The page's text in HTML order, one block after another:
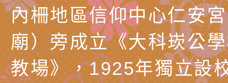
座
生諮詢服務
114學年度第2學期
務實施計畫」
（圖）片
檢送桃園市政府LED
字稿及LCD託播影（
轉知有關我國身心障
公約（CRPD）第三
函轉本府新聞處115
內柵地區信仰中心仁安
廟）旁成立《大科崁公
教場》，1925年獨立設